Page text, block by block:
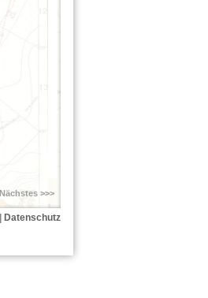
Nächstes >>>
Datenschutz